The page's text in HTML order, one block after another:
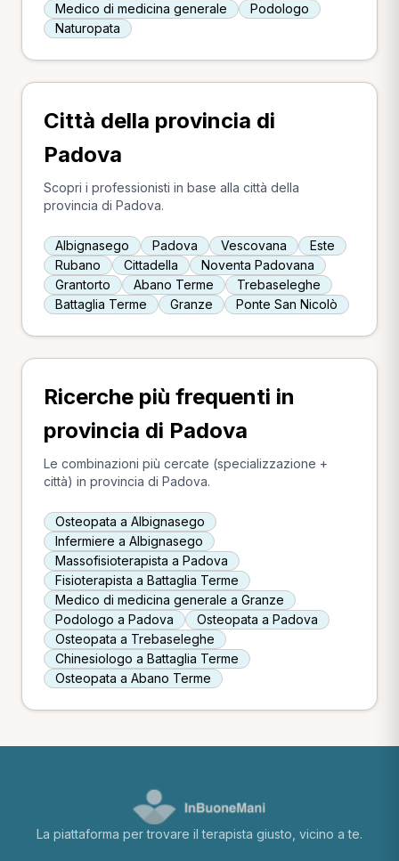
Medico di medicina generale
Podologo
Naturopata
Città della provincia di
Padova
Scopri i professionisti in base alla città della
provincia di Padova.
Albignasego Padova Vescovana
Este
Rubano
Cittadella
Noventa Padovana
Grantorto
Abano Terme
Trebaseleghe
Battaglia Terme
Granze Ponte San Nicolò
Ricerche più frequenti in
provincia di Padova
Le combinazioni più cercate (specializzazione +
città) in provincia di Padova.
Osteopata a Albignasego
Infermiere a Albignasego
Massofisioterapista a Padova
Fisioterapista a Battaglia Terme
Medico di medicina generale a Granze
Podologo a Padova
Osteopata a Padova
Osteopata a Trebaseleghe
Chinesiologo a Battaglia Terme
Osteopata a Abano Terme
La piattaforma per trovare il terapista giusto, vicino a te.